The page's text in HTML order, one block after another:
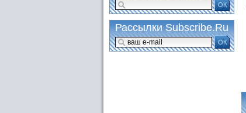
ОК
Рассылки Subscribe.Ru
ОК